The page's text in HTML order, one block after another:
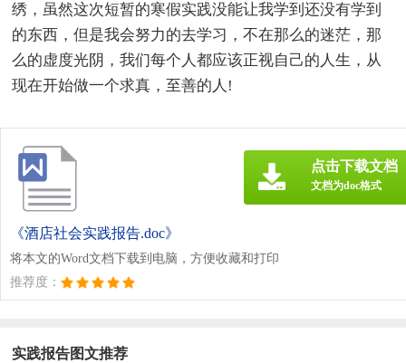
绣，虽然这次短暂的寒假实践没能让我学到还没有学到
的东西，但是我会努力的去学习，不在那么的迷茫，那
么的虚度光阴，我们每个人都应该正视自己的人生，从
现在开始做一个求真，至善的人!
《酒店社会实践报告.doc》
将本文的Word文档下载到电脑，方便收藏和打印
推荐度：
点击下载文档
文档为doc格式
实践报告图文推荐